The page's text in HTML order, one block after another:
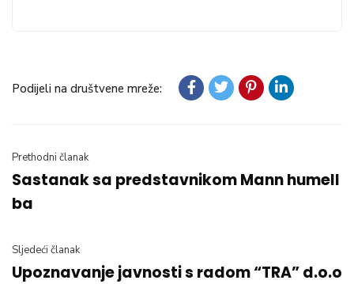
Podijeli na društvene mreže:
Prethodni članak
Sastanak sa predstavnikom Mann humell
ba
Sljedeći članak
Upoznavanje javnosti s radom “TRA” d.o.o